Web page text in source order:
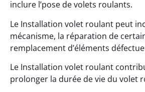
inclure l’pose de volets roulants.
Le Installation volet roulant peut
mécanisme, la réparation de
remplacement d’éléments
Le Installation volet roulant
prolonger la durée de vie du volet